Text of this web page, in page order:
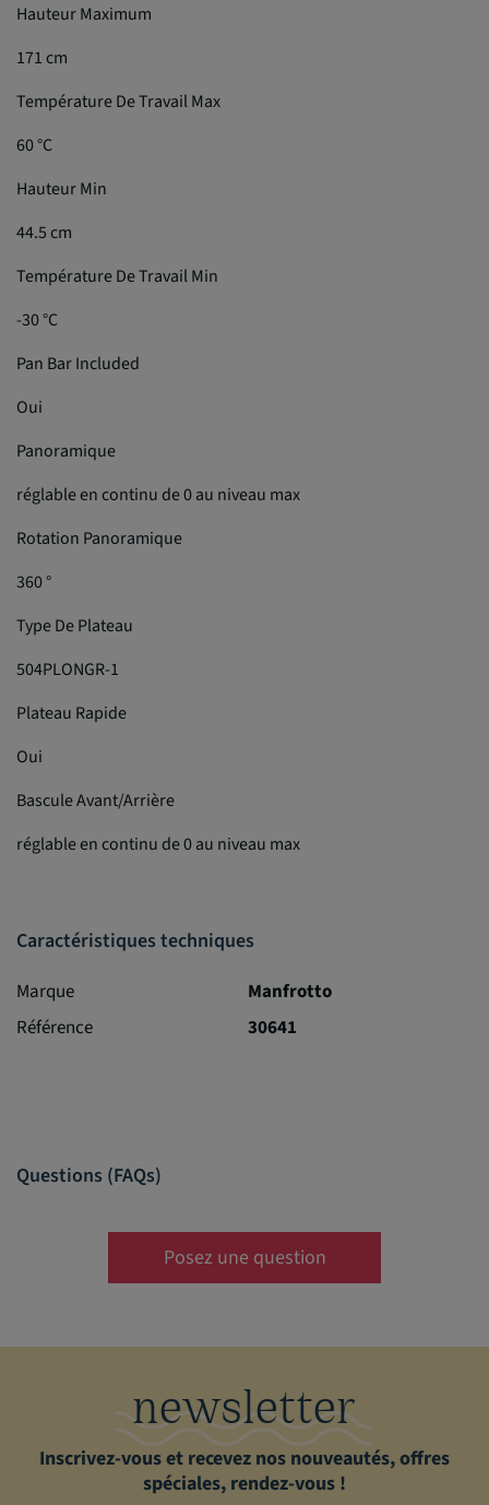
Hauteur Maximum
171 cm
Température De Travail Max
60 °C
Hauteur Min
44.5 cm
Température De Travail Min
-30 °C
Pan Bar Included
Oui
Panoramique
réglable en continu de 0 au niveau max
Rotation Panoramique
360 °
Type De Plateau
504PLONGR-1
Plateau Rapide
Oui
Bascule Avant/Arrière
réglable en continu de 0 au niveau max
Caractéristiques techniques
Marque
Manfrotto
Référence
30641
Questions (FAQs)
Posez une question
newsletter
Inscrivez-vous et recevez nos nouveautés, offres
spéciales, rendez-vous !